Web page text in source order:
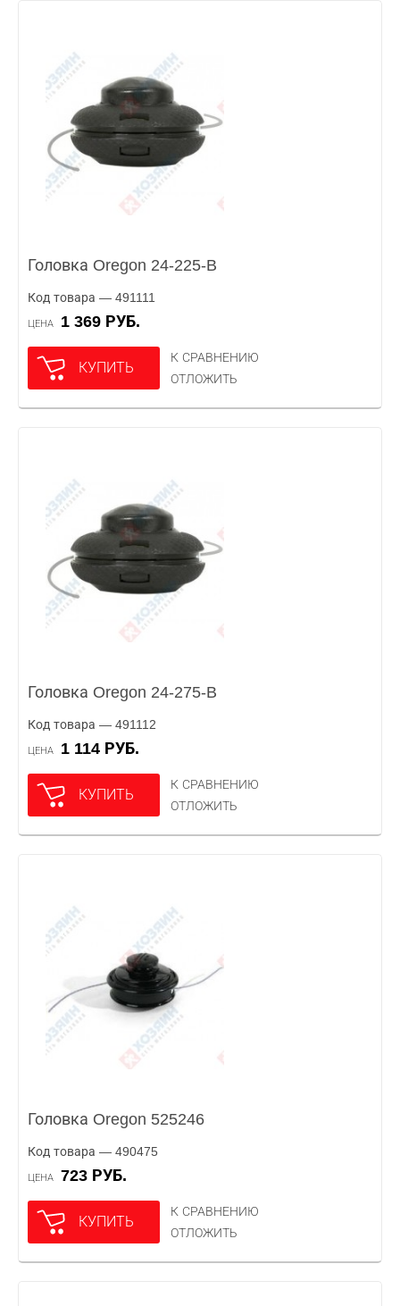
Головка Oregon 24-225-B
Код товара — 491111
ЦЕНА 1 369 РУБ.
КУПИТЬ
К СРАВНЕНИЮ
ОТЛОЖИТЬ
Головка Oregon 24-275-B
Код товара — 491112
ЦЕНА 1 114 РУБ.
КУПИТЬ
К СРАВНЕНИЮ
ОТЛОЖИТЬ
Головка Oregon 525246
Код товара — 490475
ЦЕНА 723 РУБ.
КУПИТЬ
К СРАВНЕНИЮ
ОТЛОЖИТЬ